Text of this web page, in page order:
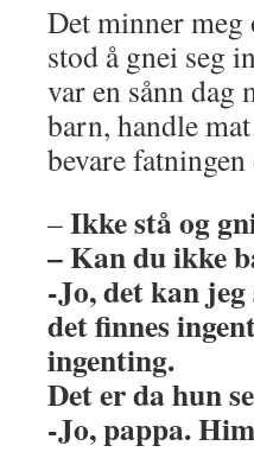
Det minner
stod å gnei seg
var en sånn
barn, handle
bevare
–Ikke stå og
– Kan du ikke
-Jo, det kan
det finnes
ingenting.
Det er da hun
-Jo, pappa.